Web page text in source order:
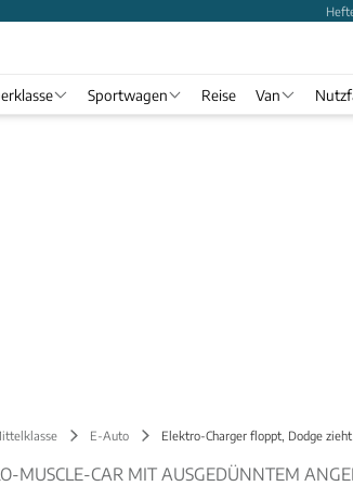
Sportwagen Reise Van
E-Auto Elektro-Charger floppt, Dodge
MUSCLE-CAR MIT AUSGEDÜNNTEM